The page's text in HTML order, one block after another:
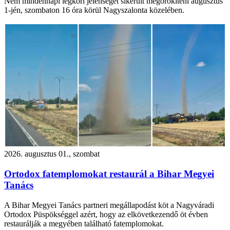
1-jén, szombaton 16 óra körül Nagyszalonta közelében.
2026. augusztus 01., szombat
Ortodox fatemplomokat restaurál a Bihar Megyei
Tanács
A Bihar Megyei Tanács partneri megállapodást köt a Nagyváradi
Ortodox Püspökséggel azért, hogy az elkövetkezendő öt évben
restaurálják a megyében található fatemplomokat.